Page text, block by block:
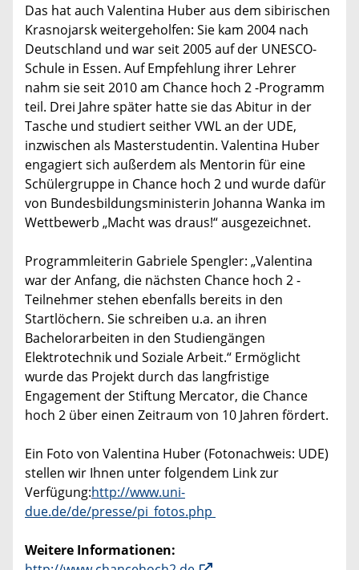
Das hat auch Valentina Huber aus dem sibirischen
Krasnojarsk weitergeholfen: Sie kam 2004 nach
Deutschland und war seit 2005 auf der UNESCO-
Schule in Essen. Auf Empfehlung ihrer Lehrer
nahm sie seit 2010 am Chance hoch 2 -Programm
teil. Drei Jahre später hatte sie das Abitur in der
Tasche und studiert seither VWL an der UDE,
inzwischen als Masterstudentin. Valentina Huber
engagiert sich außerdem als Mentorin für eine
Schülergruppe in Chance hoch 2 und wurde dafür
von Bundesbildungsministerin Johanna Wanka im
Wettbewerb „Macht was draus!“ ausgezeichnet.
Programmleiterin Gabriele Spengler: „Valentina
war der Anfang, die nächsten Chance hoch 2 -
Teilnehmer stehen ebenfalls bereits in den
Startlöchern. Sie schreiben u.a. an ihren
Bachelorarbeiten in den Studiengängen
Elektrotechnik und Soziale Arbeit.“ Ermöglicht
wurde das Projekt durch das langfristige
Engagement der Stiftung Mercator, die Chance
hoch 2 über einen Zeitraum von 10 Jahren fördert.
Ein Foto von Valentina Huber (Fotonachweis: UDE)
stellen wir Ihnen unter folgendem Link zur
Verfügung:http://www.uni-
due.de/de/presse/pi_fotos.php
Weitere Informationen: